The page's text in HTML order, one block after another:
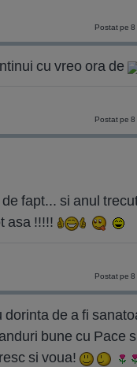
Postat pe
cu vreo ora de
Postat pe
fapt... si anul
asa !!!!!
Postat pe
dorinta de a fi
bune cu Pace
si voua!